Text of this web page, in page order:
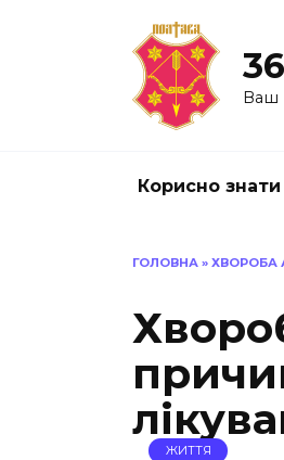
Ваш
Корисно знати
ГОЛОВНА » ХВОРОБА
ЖИТТЯ